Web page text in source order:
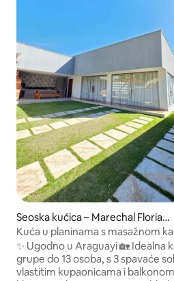
Seoska kućica – Marechal Florian
o
Kuća u planinama s masažnom
gurmanskim kutkom
✨ Ugodno u Araguayi 🏡 Idealna
grupe do 13 osoba, s 3 spavaće
vlastitim kupaonicama i